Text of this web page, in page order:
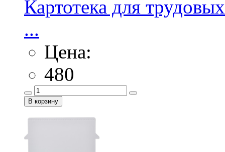
Картотека для
...
Цена:
480